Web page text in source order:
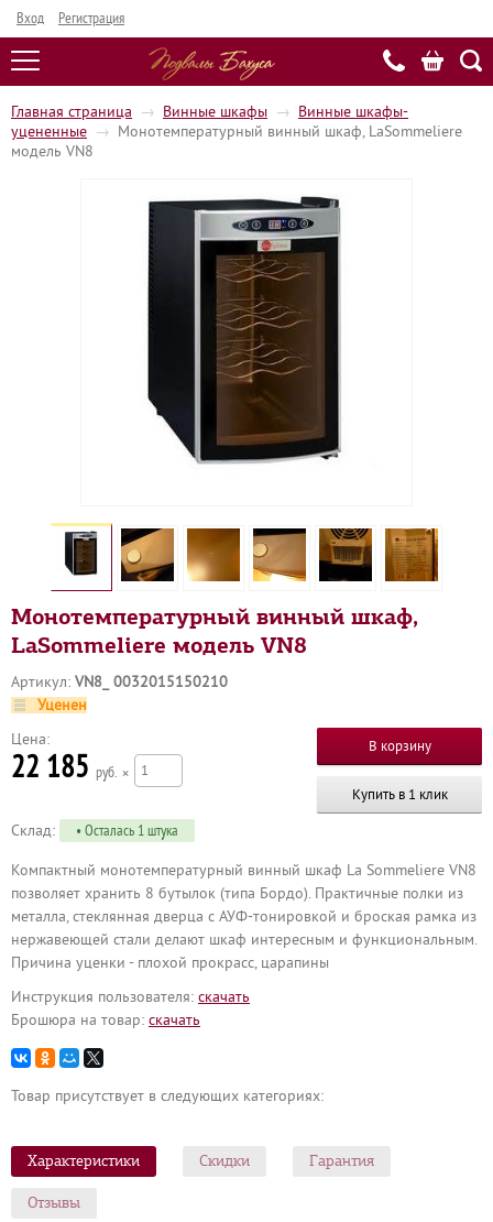
Вход Регистрация
Главная страница → Винные шкафы → Винные шкафы-
уцененные →
Монотемпературный винный шкаф, LaSommeliere
модель VN8
Монотемпературный винный шкаф,
LaSommeliere модель VN8
Артикул: VN8_ 0032015150210
Уценен
Цена:
22 185 р
×
Купить в 1 клик
Склад: • Осталась 1 штука
Компактный монотемпературный винный шкаф La Sommeliere VN8
позволяет хранить 8 бутылок (типа Бордо). Практичные полки из
металла, стеклянная дверца с АУФ-тонировкой и броская рамка из
нержавеющей стали делают шкаф интересным и функциональным.
Причина уценки - плохой прокрасс, царапины
Инструкция пользователя: cкачать
Брошюра на товар: cкачать
Товар присутствует в следующих категориях:
Характеристики Скидки Гарантия
Отзывы